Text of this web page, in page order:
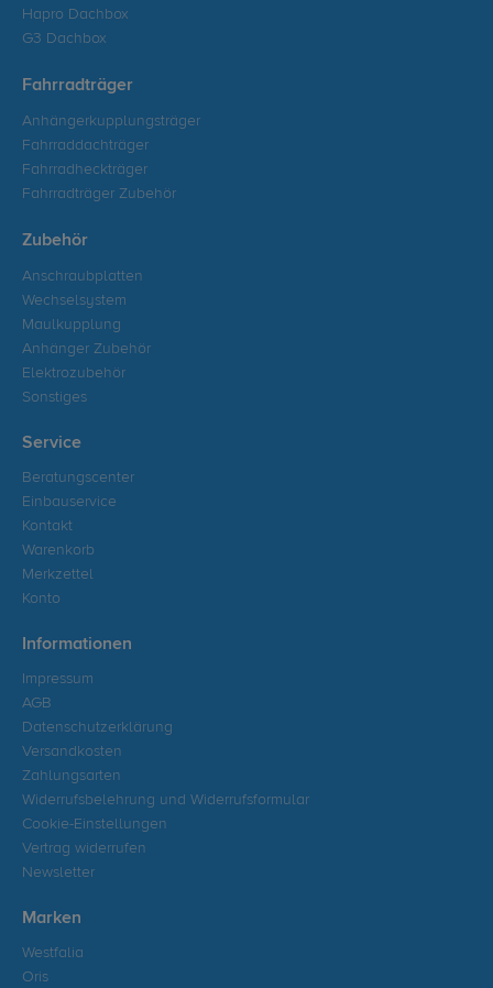
Hapro Dachbox
G3 Dachbox
Fahrradträger
Anhängerkupplungsträger
Fahrraddachträger
Fahrradheckträger
Fahrradträger Zubehör
Zubehör
Anschraubplatten
Wechselsystem
Maulkupplung
Anhänger Zubehör
Elektrozubehör
Sonstiges
Service
Beratungscenter
Einbauservice
Kontakt
Warenkorb
Merkzettel
Konto
Informationen
Impressum
AGB
Datenschutzerklärung
Versandkosten
Zahlungsarten
Widerrufsbelehrung und Widerrufsformular
Cookie-Einstellungen
Vertrag widerrufen
Newsletter
Marken
Westfalia
Oris